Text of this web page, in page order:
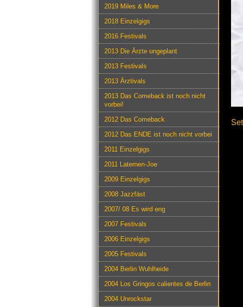
2019 Miles & More
2018 Einzelgigs
2016 Festivals
2013 Die Ärzte ungeplant
2013 Festivals
2013 Ärztivals
2013 Das Comeback ist noch nicht
vorbei!
2012 Das Comeback
2012 Das ENDE ist noch nicht vorbei
2011 Einzelgigs
2011 Laternen-Joe
2009 Einzelgigs
2008 Jazzfäst
2007/ 08 Es wird eng
2007 Festivals
2006 Einzelgigs
2005 Festivals
2004 Berlin Wuhlheide
2004 Los Gringos calientes de Berlin
2004 Unrockstar